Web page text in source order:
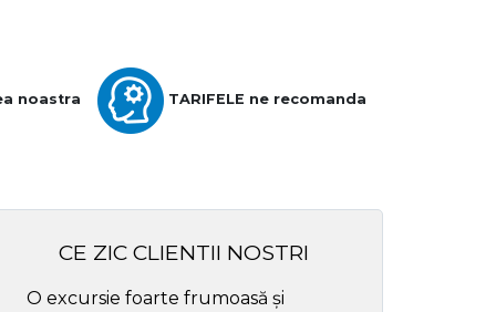
noastra TARIFELE ne recomanda
CE ZIC CLIENTII NOSTRI
O excursie foarte frumoasă și